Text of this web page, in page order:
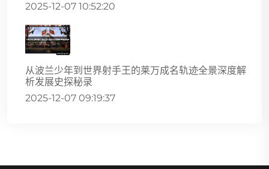
2025-12-07 10:52:20
从波兰少年到世界射手王的莱万成名轨迹全景深度解
析发展史探秘录
2025-12-07 09:19:37